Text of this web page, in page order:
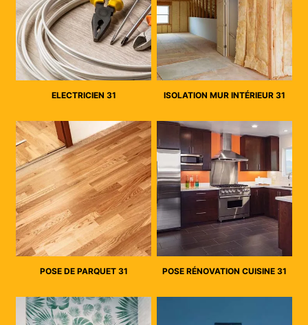
ELECTRICIEN 31 ISOLATION MUR INTÉRIEUR 31
POSE DE PARQUET 31 POSE RÉNOVATION CUISINE 31